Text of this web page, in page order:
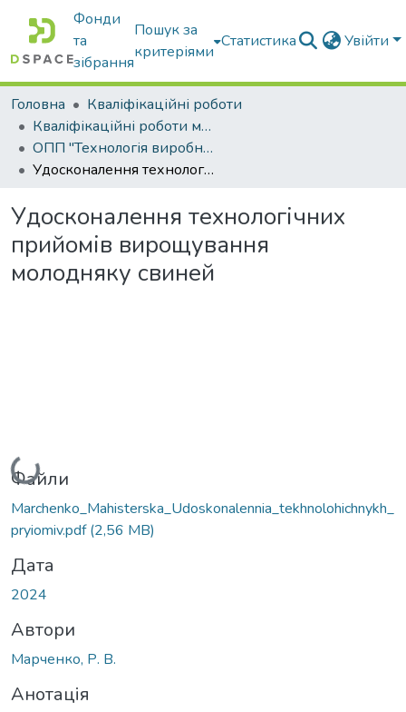
Фонди
та
зібрання
Пошук за
критеріями
Статистика Увійти
Головна
Кваліфікаційні роботи
Кваліфікаційні роботи магістрів
ОПП "Технологія виробництва і переробки продукції тваринництва"
Удосконалення технологічних прийомів вирощування молодняку свиней
Удосконалення технологічних
прийомів вирощування
молодняку свиней
Вантажиться...
Файли
Marchenko_Mahisterska_Udoskonalennia_tekhnolohichnykh_
pryiomiv.pdf(2,56 MB)
Дата
2024
Автори
Марченко, Р. В.
Анотація